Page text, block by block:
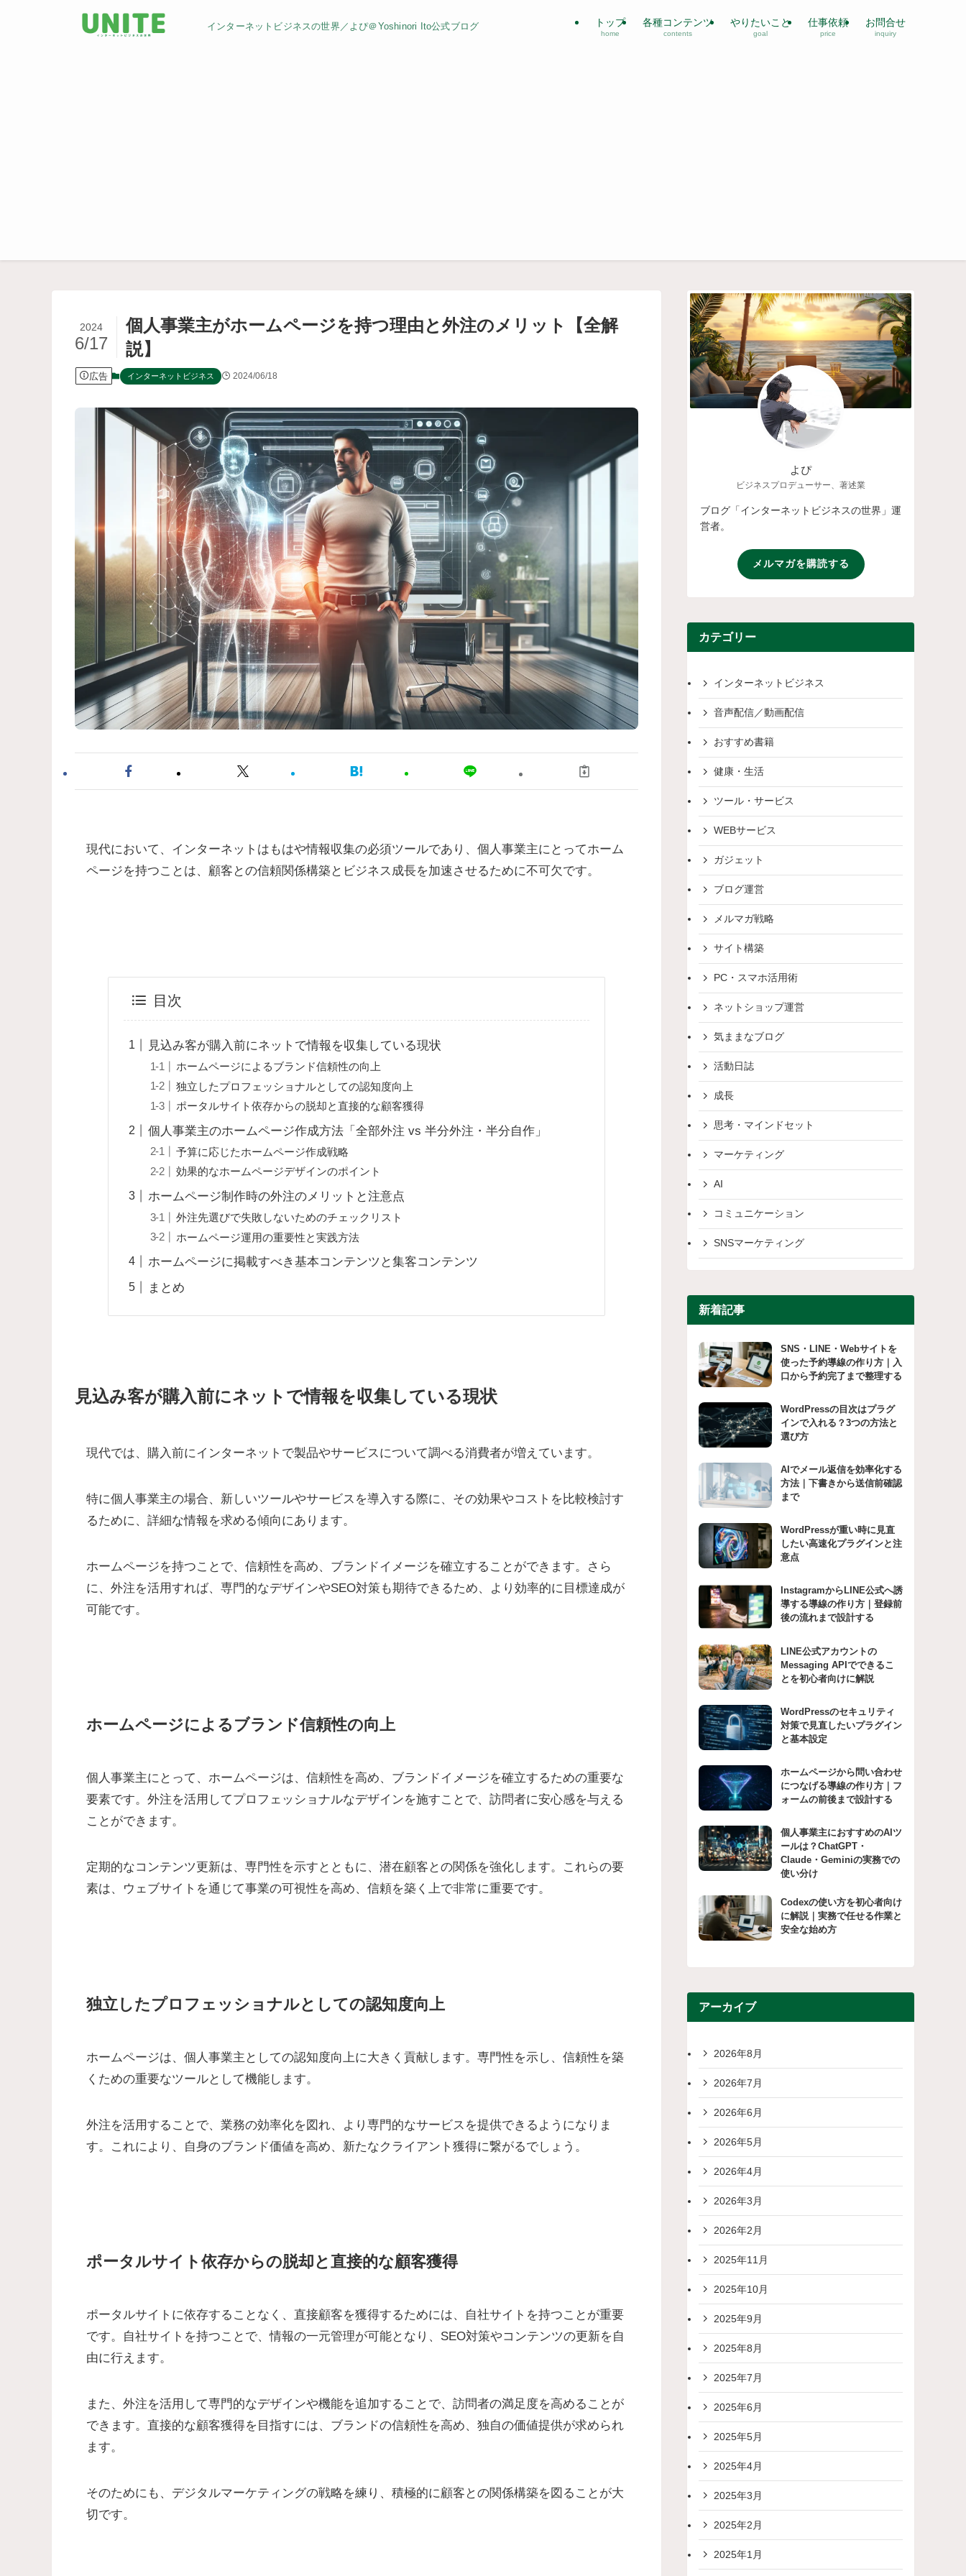
インターネットビジネスの世界／よぴ＠Yoshinori Ito公式ブログ トップ
home
各種コンテンツ
contents
やりたいこと
goal
仕事依頼
price
お問合せ
inquiry
個人事業主がホームページを持つ理由と外注のメリット【全解
説】
2024
6/17
広告 インターネットビジネス 2024/06/18
現代において、インターネットはもはや情報収集の必須ツールであり、個人事業主にとってホーム
ページを持つことは、顧客との信頼関係構築とビジネス成長を加速させるために不可欠です。
目次
見込み客が購入前にネットで情報を収集している現状
ホームページによるブランド信頼性の向上
独立したプロフェッショナルとしての認知度向上
ポータルサイト依存からの脱却と直接的な顧客獲得
個人事業主のホームページ作成方法「全部外注 vs 半分外注・半分自作」
予算に応じたホームページ作成戦略
効果的なホームページデザインのポイント
ホームページ制作時の外注のメリットと注意点
外注先選びで失敗しないためのチェックリスト
ホームページ運用の重要性と実践方法
ホームページに掲載すべき基本コンテンツと集客コンテンツ
まとめ
見込み客が購入前にネットで情報を収集している現状
現代では、購入前にインターネットで製品やサービスについて調べる消費者が増えています。
特に個人事業主の場合、新しいツールやサービスを導入する際に、その効果やコストを比較検討す
るために、詳細な情報を求める傾向にあります。
ホームページを持つことで、信頼性を高め、ブランドイメージを確立することができます。さら
に、外注を活用すれば、専門的なデザインやSEO対策も期待できるため、より効率的に目標達成が
可能です。
ホームページによるブランド信頼性の向上
個人事業主にとって、ホームページは、信頼性を高め、ブランドイメージを確立するための重要な
要素です。外注を活用してプロフェッショナルなデザインを施すことで、訪問者に安心感を与える
ことができます。
定期的なコンテンツ更新は、専門性を示すとともに、潜在顧客との関係を強化します。これらの要
素は、ウェブサイトを通じて事業の可視性を高め、信頼を築く上で非常に重要です。
独立したプロフェッショナルとしての認知度向上
ホームページは、個人事業主としての認知度向上に大きく貢献します。専門性を示し、信頼性を築
くための重要なツールとして機能します。
外注を活用することで、業務の効率化を図れ、より専門的なサービスを提供できるようになりま
す。これにより、自身のブランド価値を高め、新たなクライアント獲得に繋がるでしょう。
ポータルサイト依存からの脱却と直接的な顧客獲得
ポータルサイトに依存することなく、直接顧客を獲得するためには、自社サイトを持つことが重要
です。自社サイトを持つことで、情報の一元管理が可能となり、SEO対策やコンテンツの更新を自
由に行えます。
また、外注を活用して専門的なデザインや機能を追加することで、訪問者の満足度を高めることが
できます。直接的な顧客獲得を目指すには、ブランドの信頼性を高め、独自の価値提供が求められ
ます。
そのためにも、デジタルマーケティングの戦略を練り、積極的に顧客との関係構築を図ることが大
切です。
よぴ
ビジネスプロデューサー、著述業
ブログ「インターネットビジネスの世界」運
営者。
メルマガを購読する
カテゴリー
インターネットビジネス
音声配信／動画配信
おすすめ書籍
健康・生活
ツール・サービス
WEBサービス
ガジェット
ブログ運営
メルマガ戦略
サイト構築
PC・スマホ活用術
ネットショップ運営
気ままなブログ
活動日誌
成長
思考・マインドセット
マーケティング
AI
コミュニケーション
SNSマーケティング
新着記事
SNS・LINE・Webサイトを
使った予約導線の作り方｜入
口から予約完了まで整理する
WordPressの目次はプラグ
インで入れる？3つの方法と
選び方
AIでメール返信を効率化する
方法｜下書きから送信前確認
まで
WordPressが重い時に見直
したい高速化プラグインと注
意点
InstagramからLINE公式へ誘
導する導線の作り方｜登録前
後の流れまで設計する
LINE公式アカウントの
Messaging APIでできるこ
とを初心者向けに解説
WordPressのセキュリティ
対策で見直したいプラグイン
と基本設定
ホームページから問い合わせ
につなげる導線の作り方｜フ
ォームの前後まで設計する
個人事業主におすすめのAIツ
ールは？ChatGPT・
Claude・Geminiの実務での
使い分け
Codexの使い方を初心者向け
に解説｜実務で任せる作業と
安全な始め方
アーカイブ
2026年8月
2026年7月
2026年6月
2026年5月
2026年4月
2026年3月
2026年2月
2025年11月
2025年10月
2025年9月
2025年8月
2025年7月
2025年6月
2025年5月
2025年4月
2025年3月
2025年2月
2025年1月